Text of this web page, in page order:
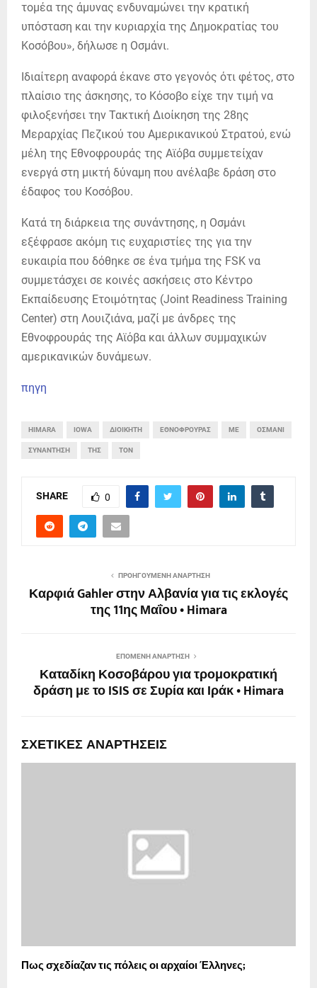
τομέα της άμυνας ενδυναμώνει την κρατική
υπόσταση και την κυριαρχία της Δημοκρατίας του
Κοσόβου», δήλωσε η Οσμάνι.
Ιδιαίτερη αναφορά έκανε στο γεγονός ότι φέτος, στο
πλαίσιο της άσκησης, το Κόσοβο είχε την τιμή να
φιλοξενήσει την Τακτική Διοίκηση της 28ης
Μεραρχίας Πεζικού του Αμερικανικού Στρατού, ενώ
μέλη της Εθνοφρουράς της Αϊόβα συμμετείχαν
ενεργά στη μικτή δύναμη που ανέλαβε δράση στο
έδαφος του Κοσόβου.
Κατά τη διάρκεια της συνάντησης, η Οσμάνι
εξέφρασε ακόμη τις ευχαριστίες της για την
ευκαιρία που δόθηκε σε ένα τμήμα της FSK να
συμμετάσχει σε κοινές ασκήσεις στο Κέντρο
Εκπαίδευσης Ετοιμότητας (Joint Readiness Training
Center) στη Λουιζιάνα, μαζί με άνδρες της
Εθνοφρουράς της Αϊόβα και άλλων συμμαχικών
αμερικανικών δυνάμεων.
πηγη
HIMARA IOWA ΔΙΟΙΚΗΤΉ ΕΘΝΟΦΡΟΥΡΆΣ ΜΕ ΟΣΜΆΝΙ
ΣΥΝΆΝΤΗΣΗ ΤΗΣ ΤΟΝ
SHARE 0
ΠΡΟΗΓΟΎΜΕΝΗ ΑΝΆΡΤΗΣΗ
Καρφιά Gahler στην Αλβανία για τις εκλογές
της 11ης Μαΐου • Himara
ΕΠΌΜΕΝΗ ΑΝΆΡΤΗΣΗ
Καταδίκη Κοσοβάρου για τρομοκρατική
δράση με το ISIS σε Συρία και Ιράκ • Himara
ΣΧΕΤΙΚΈΣ ΑΝΑΡΤΉΣΕΙΣ
Πως σχεδίαζαν τις πόλεις οι αρχαίοι Έλληνες;